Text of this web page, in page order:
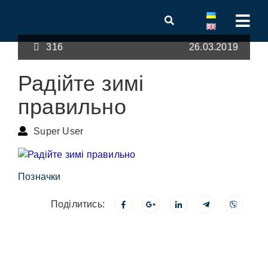
316 26.03.2019
Радійте зимі
правильно
Super User
Позначки
Поділитись: